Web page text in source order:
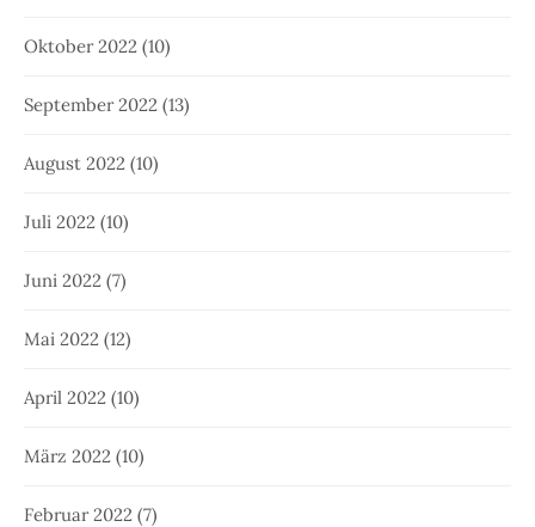
Oktober 2022 (10)
September 2022 (13)
August 2022 (10)
Juli 2022 (10)
Juni 2022 (7)
Mai 2022 (12)
April 2022 (10)
März 2022 (10)
Februar 2022 (7)